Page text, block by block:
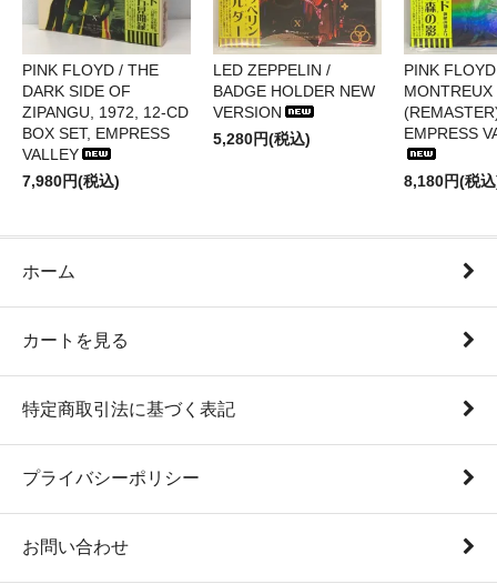
PINK FLOYD / THE
DARK SIDE OF
ZIPANGU, 1972, 12-CD
BOX SET, EMPRESS
VALLEY
7,980円(税込)
LED ZEPPELIN /
BADGE HOLDER NEW
VERSION
5,280円(税込)
PINK
EMPRESS
8,180円(税
ホーム
カートを見る
特定商取引法に基づく表記
プライバシーポリシー
お問い合わせ